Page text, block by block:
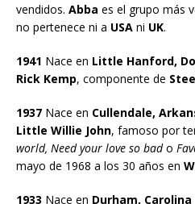
vendidos. Abba es el grupo más
no pertenece ni a USA ni UK.
1941 Nace en Little Hanford,
Rick Kemp, componente de
1937 Nace en Cullendale,
Little Willie John, famoso por
world, Need your love so bado
mayo de 1968 a los 30 años en
1933 Nace en Durham,